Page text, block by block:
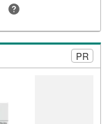
数メーカーから選択
間通うのにも安心・
トスナックが急に食
ンイレブンまで徒歩8
PR